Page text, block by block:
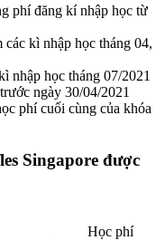
phí đăng kí nhập học từ
kì nhập học tháng 04,
nhập học tháng 07/2021
ngày 30/04/2021
phí cuối cùng của khóa
Singapore được
Học phí